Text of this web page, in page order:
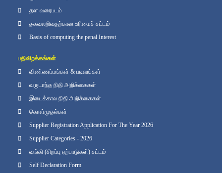
தள வரைபடம்
தகவலறிவதற்கான உரிமைச் சட்டம்
Basis of computing the penal Interest
பதிவிறக்கங்கள்
விண்ணப்பங்கள் & படிவங்கள்
வருடாந்த நிதி அறிக்கைகள்
இடைக்கால நிதி அறிக்கைகள்
கொள்முதல்கள்
Supplier Registration Application For The Year 2026
Supplier Categories - 2026
வங்கி (சிறப்பு ஏற்பாடுகள்) சட்டம்
Self Declaration Form